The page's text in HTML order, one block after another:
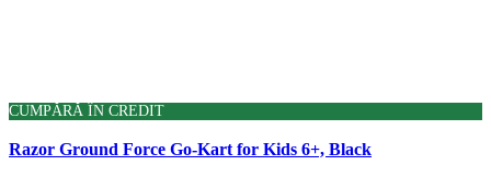
CUMPĂRĂ ÎN CREDIT
Razor Ground Force Go-Kart for Kids 6+, Black